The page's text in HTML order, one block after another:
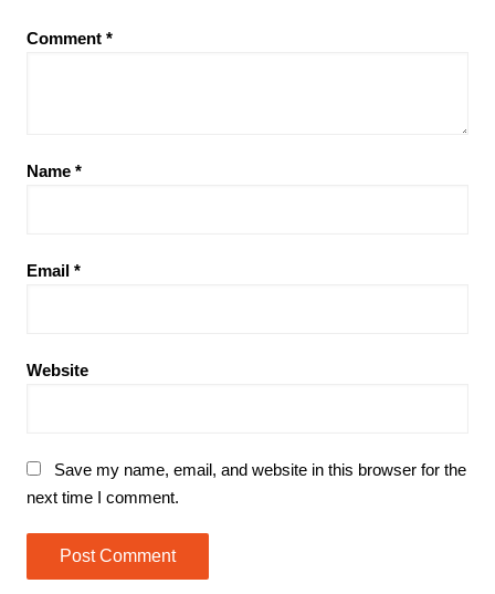
Comment *
Name *
Email *
Website
Save my name, email, and website in this browser for the
next time I comment.